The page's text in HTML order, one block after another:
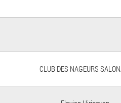
CLUB DES NAGEURS